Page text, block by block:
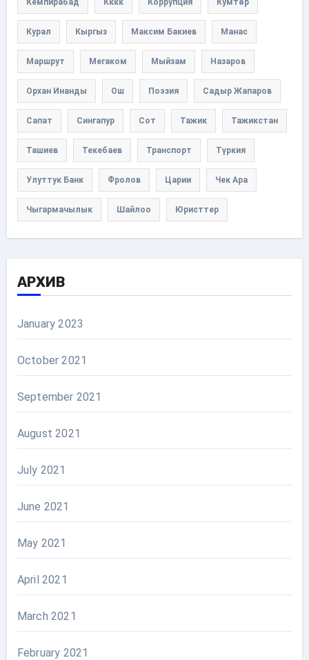
Курал Кыргыз Максим Бакиев Манас
Маршрут Мегаком Мыйзам Назаров
Орхан Инанды Ош Поэзия Садыр Жапаров
Сапат Сингапур Сот Тажик Тажикстан
Ташиев Текебаев Транспорт Түркия
Улуттук Банк Фролов Царии Чек Ара
Чыгармачылык Шайлоо Юристтер
АРХИВ
January 2023
October 2021
September 2021
August 2021
July 2021
June 2021
May 2021
April 2021
March 2021
February 2021